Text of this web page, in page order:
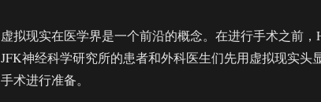
虚拟现实在医学界是一个前沿的概念。在进行手术之前，
JFK神经科学研究所的患者和外科医生们先用虚拟现实头
手术进行准备。